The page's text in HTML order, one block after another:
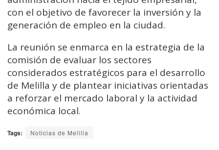
con el objetivo de favorecer la inversión y la
generación de empleo en la ciudad.
La reunión se enmarca en la estrategia de la
comisión de evaluar los sectores
considerados estratégicos para el desarrollo
de Melilla y de plantear iniciativas orientadas
a reforzar el mercado laboral y la actividad
económica local.
Tags: Noticias de Melilla